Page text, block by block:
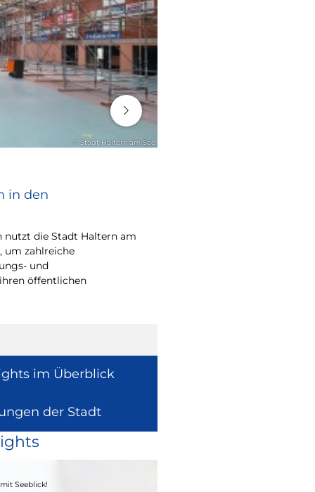
© Stadt Haltern am See
in den
nutzt die Stadt Haltern am
um zahlreiche
und
öffentlichen
im Überblick
der Stadt
Seeblick!